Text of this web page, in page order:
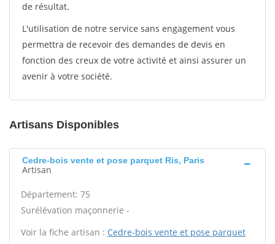
de résultat.
L'utilisation de notre service sans engagement vous
permettra de recevoir des demandes de devis en
fonction des creux de votre activité et ainsi assurer un
avenir à votre société.
Artisans Disponibles
Cedre-bois vente et pose parquet Ris, Paris
Artisan
Département: 75
Surélévation maçonnerie -
Voir la fiche artisan : Cedre-bois vente et pose parquet